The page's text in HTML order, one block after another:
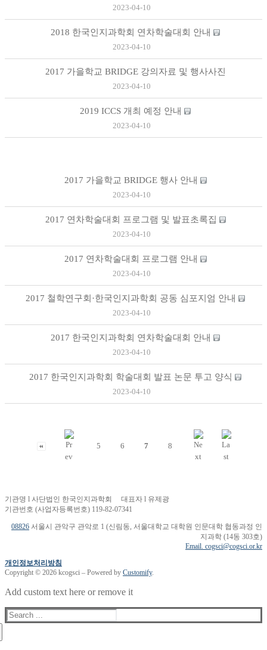
2023-04-10
2018 한국인지과학회 연차학술대회 안내
2023-04-10
2017 가을학교 BRIDGE 강의자료 및 행사사진
2023-04-10
2019 ICCS 개최 예정 안내
2023-04-10
2017 가을학교 BRIDGE 행사 안내
2023-04-10
2017 연차학술대회 프로그램 및 발표초록집
2023-04-10
2017 연차학술대회 프로그램 안내
2023-04-10
2017 철학연구회·한국인지과학회 공동 심포지엄 안내
2023-04-10
2017 한국인지과학회 연차학술대회 안내
2023-04-10
2017 한국인지과학회 학술대회 발표 논문 투고 양식
2023-04-10
5 6 7 8
기관명 l 사단법인 한국인지과학회 대표자 l 유제광
기관번호 (사업자등록번호) 119-82-07341
08826 서울시 관악구 관악로 1 (신림동, 서울대학교 대학원 인문대학 협동과정 인
지과학 (14동 303호)
Email. cogsci@cogsci.or.kr
개인정보처리방침
Copyright © 2026 kcogsci – Powered by Customify.
Add custom text here or remove it
Search
for: